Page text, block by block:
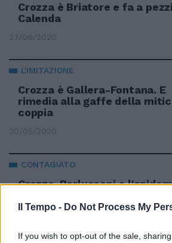
Il Tempo - Do Not Process My
If you wish to opt-out of the sale,
Crozza è Briatore e fa a pezzi
Calenda
27/06/2020
L'IMITAZIONE
Crozza è Gallera-Fontana. E
rimedia alla gaffe della
coppia
30/05/2020
CONTAGIATO
Crozza-Berlusconi e
mi preoccupo